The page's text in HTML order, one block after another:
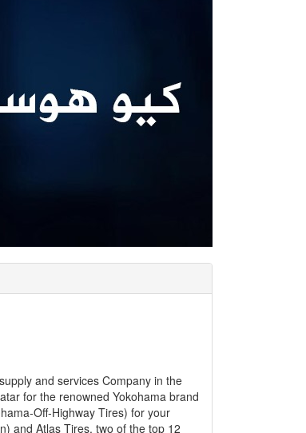
and services Company in the
for the renowned Yokohama brand
Off-Highway Tires) for your
and Atlas Tires, two of the top 12
for Car Services &amp;
on state-of-the art machinery from
from Offering Electro-Mechanical
to various tyre dealer shops
كيو مزاد احد اكثر مواقع السيارات
يكون منصة لتسهيل جميع عمليات